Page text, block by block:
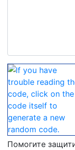
Помогите